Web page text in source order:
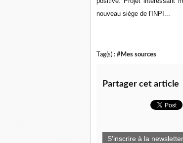
nouveau siège de l'INPI...
Tag(s) : #Mes sources
Partager cet article
S'inscrire à la newsletter